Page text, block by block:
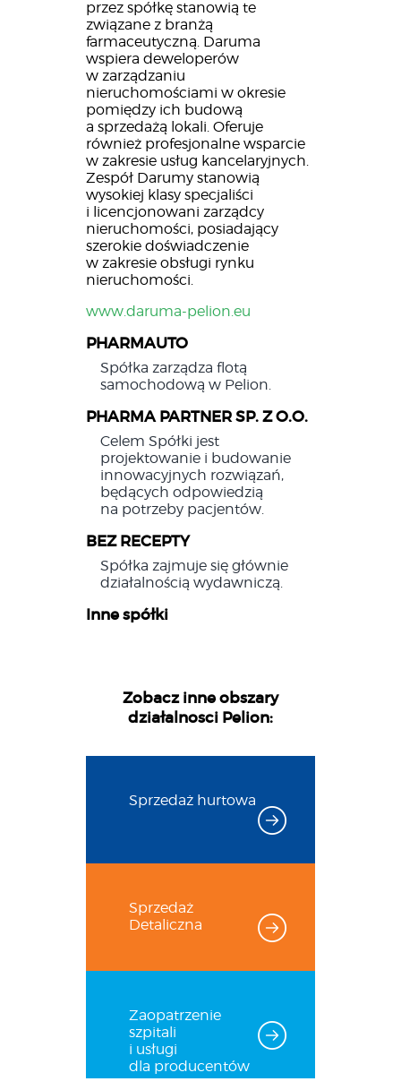
przez spółkę stanowią te
związane z branżą
farmaceutyczną. Daruma
wspiera deweloperów
w zarządzaniu
nieruchomościami w okresie
pomiędzy ich budową
a sprzedażą lokali. Oferuje
również profesjonalne wsparcie
w zakresie usług kancelaryjnych.
Zespół Darumy stanowią
wysokiej klasy specjaliści
i licencjonowani zarządcy
nieruchomości, posiadający
szerokie doświadczenie
w zakresie obsługi rynku
nieruchomości.
www.daruma-pelion.eu
PHARMAUTO
Spółka zarządza flotą
samochodową w Pelion.
PHARMA PARTNER SP. Z O.O.
Celem Spółki jest
projektowanie i budowanie
innowacyjnych rozwiązań,
będących odpowiedzią
na potrzeby pacjentów.
BEZ RECEPTY
Spółka zajmuje się głównie
działalnością wydawniczą.
Inne spółki
Zobacz inne obszary
działalnosci Pelion:
Sprzedaż hurtowa
Sprzedaż
Detaliczna
Zaopatrzenie
szpitali
i usługi
dla producentów